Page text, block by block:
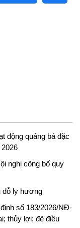
động quảng bá đặc
nghị công bố quy
dỗ ly hương
số 183/2026/NĐ-
thủy lợi; đê điều